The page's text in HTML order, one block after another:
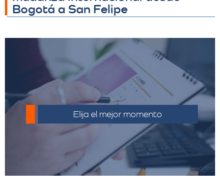
Bogotá a San Felipe
Elija el mejor momento
Planifique su mudanza con anticipación
para evitar costos adicionales por
urgencias.